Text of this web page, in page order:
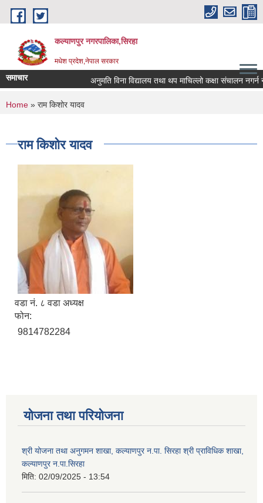
Skip to main content
कल्याणपुर नगरपालिका,सिरहा
मधेश प्रदेश,नेपाल सरकार
समाचार अनुमति विना विद्यालय तथा थप माचिल्लो कक्षा संचालन नगर्न
You are here
Home » राम किशोर यादव
राम किशोर यादव
वडा नं. ८ वडा अध्यक्ष
फोन:
9814782284
योजना तथा परियोजना
श्री योजना तथा अनुगमन शाखा, कल्याणपुर न.पा. सिरहा श्री प्राविधिक शाखा,
कल्याणपुर न.पा.सिरहा
मिति: 02/09/2025 - 13:54